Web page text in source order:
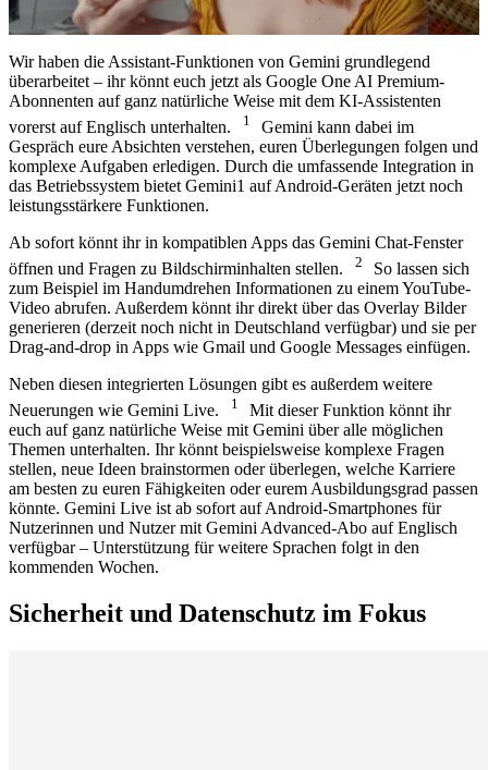
Wir haben die Assistant-Funktionen von Gemini grundlegend
überarbeitet – ihr könnt euch jetzt als Google One AI Premium-
Abonnenten auf ganz natürliche Weise mit dem KI-Assistenten
vorerst auf Englisch unterhalten.
1
Gemini kann dabei im
Gespräch eure Absichten verstehen, euren Überlegungen folgen und
komplexe Aufgaben erledigen. Durch die umfassende Integration in
das Betriebssystem bietet Gemini1 auf Android-Geräten jetzt noch
leistungsstärkere Funktionen.
Ab sofort könnt ihr in kompatiblen Apps das Gemini Chat-Fenster
öffnen und Fragen zu Bildschirminhalten stellen.
2
So lassen sich
zum Beispiel im Handumdrehen Informationen zu einem YouTube-
Video abrufen. Außerdem könnt ihr direkt über das Overlay Bilder
generieren (derzeit noch nicht in Deutschland verfügbar) und sie per
Drag-and-drop in Apps wie Gmail und Google Messages einfügen.
Neben diesen integrierten Lösungen gibt es außerdem weitere
Neuerungen wie Gemini Live.
1
Mit dieser Funktion könnt ihr
euch auf ganz natürliche Weise mit Gemini über alle möglichen
Themen unterhalten. Ihr könnt beispielsweise komplexe Fragen
stellen, neue Ideen brainstormen oder überlegen, welche Karriere
am besten zu euren Fähigkeiten oder eurem Ausbildungsgrad passen
könnte. Gemini Live ist ab sofort auf Android-Smartphones für
Nutzerinnen und Nutzer mit Gemini Advanced-Abo auf Englisch
verfügbar – Unterstützung für weitere Sprachen folgt in den
kommenden Wochen.
Sicherheit und Datenschutz im Fokus